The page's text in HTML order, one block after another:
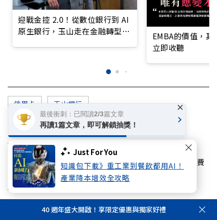
Just For You
知識包下載》重工業到餐飲都用AI！
產業降本增效全攻略
迎戰金控 2.0！從數位銀行到 AI
原生銀行，玉山走在金融轉型最
EMBA的價值，
立即收聽
信用卡 玉山銀行
你可能感興趣
話題
【黃效文專欄】憶高希均教授：免費
或付費，午餐不再！
教育
40 週年盛大開啟！享限定優惠與獨家好禮
最後衝刺：已閱讀2/3篇文章
再讀1篇文章，即可解鎖抽獎！
×